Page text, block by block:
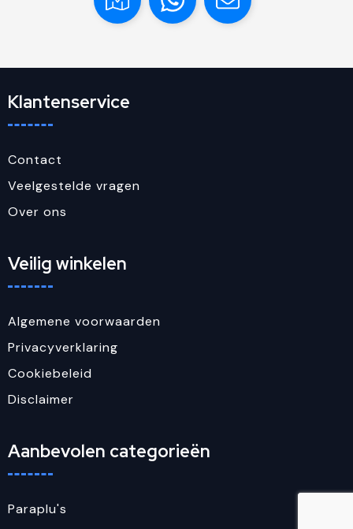
Klantenservice
Contact
Veelgestelde vragen
Over ons
Veilig winkelen
Algemene voorwaarden
Privacyverklaring
Cookiebeleid
Disclaimer
Aanbevolen categorieën
Paraplu's